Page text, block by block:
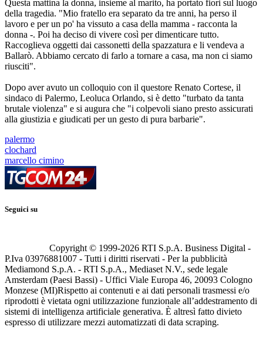
Questa mattina la donna, insieme al marito, ha portato fiori sul luogo
della tragedia. "Mio fratello era separato da tre anni, ha perso il
lavoro e per un po' ha vissuto a casa della mamma - racconta la
donna -. Poi ha deciso di vivere così per dimenticare tutto.
Raccoglieva oggetti dai cassonetti della spazzatura e li vendeva a
Ballarò. Abbiamo cercato di farlo a tornare a casa, ma non ci siamo
riusciti".
Dopo aver avuto un colloquio con il questore Renato Cortese, il
sindaco di Palermo, Leoluca Orlando, si è detto "turbato da tanta
brutale violenza" e si augura che "i colpevoli siano presto assicurati
alla giustizia e giudicati per un gesto di pura barbarie".
palermo
clochard
marcello cimino
Seguici su
Copyright © 1999-2026 RTI S.p.A. Business Digital -
P.Iva 03976881007 - Tutti i diritti riservati - Per la pubblicità
Mediamond S.p.A. - RTI S.p.A., Mediaset N.V., sede legale
Amsterdam (Paesi Bassi) - Uffici Viale Europa 46, 20093 Cologno
Monzese (MI)Rispetto ai contenuti e ai dati personali trasmessi e/o
riprodotti è vietata ogni utilizzazione funzionale all’addestramento di
sistemi di intelligenza artificiale generativa. È altresì fatto divieto
espresso di utilizzare mezzi automatizzati di data scraping.